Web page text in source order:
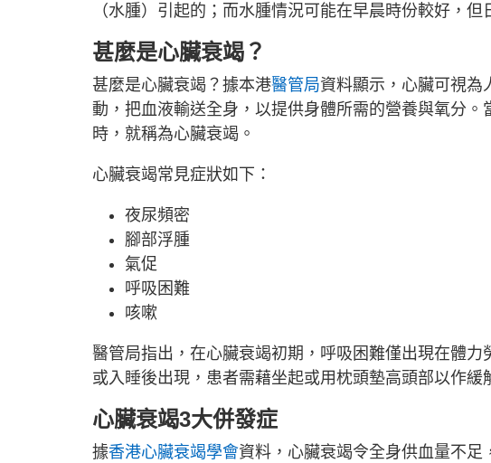
（水腫）引起的；而水腫情況可能在早晨時份較好，但
甚麼是心臟衰竭？
甚麼是心臟衰竭？據本港醫管局資料顯示，心臟可視為
動，把血液輸送全身，以提供身體所需的營養與氧分
時，就稱為心臟衰竭。
心臟衰竭常見症狀如下：
夜尿頻密
腳部浮腫
氣促
呼吸困難
咳嗽
醫管局指出，在心臟衰竭初期，呼吸困難僅出現在體
或入睡後出現，患者需藉坐起或用枕頭墊高頭部以作緩
心臟衰竭3大併發症
據香港心臟衰竭學會資料，心臟衰竭令全身供血量不足